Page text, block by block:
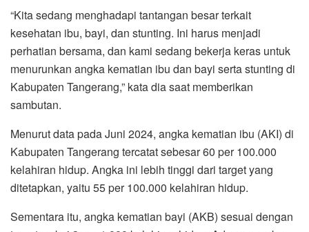
“Kita sedang menghadapi tantangan besar terkait
kesehatan ibu, bayi, dan stunting. Ini harus menjadi
perhatian bersama, dan kami sedang bekerja keras untuk
menurunkan angka kematian ibu dan bayi serta stunting di
Kabupaten Tangerang,” kata dia saat memberikan
sambutan.
Menurut data pada Juni 2024, angka kematian ibu (AKI) di
Kabupaten Tangerang tercatat sebesar 60 per 100.000
kelahiran hidup. Angka ini lebih tinggi dari target yang
ditetapkan, yaitu 55 per 100.000 kelahiran hidup.
Sementara itu, angka kematian bayi (AKB) sesuai dengan